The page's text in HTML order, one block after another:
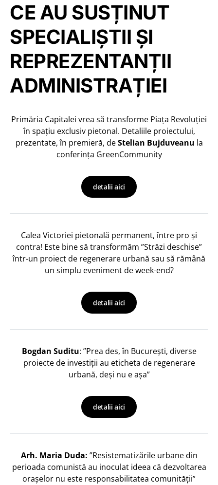
CE AU SUSȚINUT
SPECIALIȘTII ȘI
REPREZENTANȚII
ADMINISTRAȚIEI
Primăria Capitalei vrea să transforme Piața Revoluției
în spațiu exclusiv pietonal. Detaliile proiectului,
prezentate, în premieră, deStelian Bujduveanu la
conferința GreenCommunity
detalii aici
Calea Victoriei pietonală permanent, între pro și
contra! Este bine să transformăm ”Străzi deschise”
într-un proiect de regenerare urbană sau să rămână
un simplu eveniment de week-end?
detalii aici
Bogdan Suditu: ”Prea des, în București, diverse
proiecte de investiții au eticheta de regenerare
urbană, deși nu e așa”
detalii aici
Arh. Maria Duda: ”Resistematizările urbane din
perioada comunistă au inoculat ideea că dezvoltarea
orașelor nu este responsabilitatea comunității”